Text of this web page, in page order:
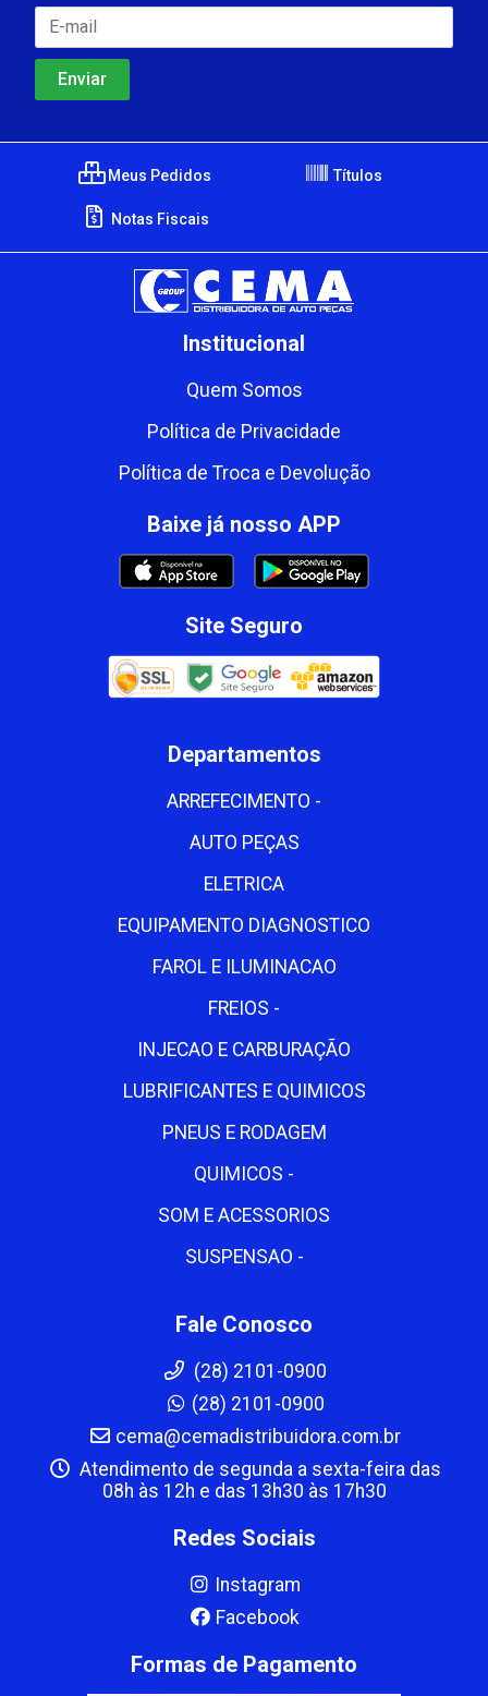
Meus Pedidos Títulos
Notas Fiscais
Institucional
Quem Somos
Política de Privacidade
Política de Troca e Devolução
Baixe já nosso APP
Site Seguro
Departamentos
ARREFECIMENTO -
AUTO PEÇAS
ELETRICA
EQUIPAMENTO DIAGNOSTICO
FAROL E ILUMINACAO
FREIOS -
INJECAO E CARBURAÇÃO
LUBRIFICANTES E QUIMICOS
PNEUS E RODAGEM
QUIMICOS -
SOM E ACESSORIOS
SUSPENSAO -
Fale Conosco
(28) 2101-0900
(28) 2101-0900
cema@cemadistribuidora.com.br
Atendimento de segunda a sexta-feira das
08h às 12h e das 13h30 às 17h30
Redes Sociais
Instagram
Facebook
Formas de Pagamento